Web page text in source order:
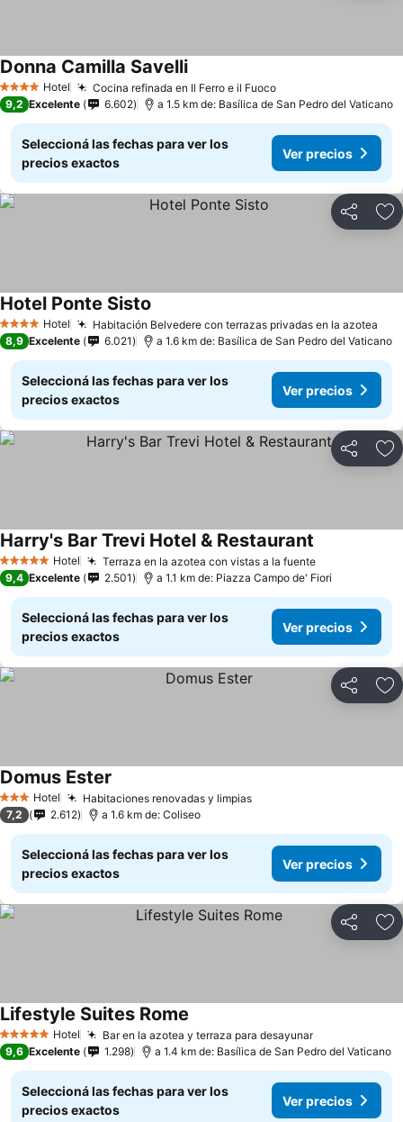
4 EstrellasHotel Cocina refinada en Il Ferro e il Fuoco
Donna Camilla Savelli
9,2 Excelente 6.602 a 1.5 km de: Basílica de San Pedro del Vaticano
Seleccioná las fechas para ver los
precios exactos
Ver precios
Compartir
4 EstrellasHotel Habitación Belvedere con terrazas privadas en la azotea
Hotel Ponte Sisto
8,9 Excelente 6.021 a 1.6 km de: Basílica de San Pedro del Vaticano
Seleccioná las fechas para ver los
precios exactos
Ver precios
Compartir
5 Estrellas Hotel Terraza en la azotea con vistas a la fuente
Harry's Bar Trevi Hotel & Restaurant
9,4 Excelente 2.501 a 1.1 km de: Piazza Campo de' Fiori
Seleccioná las fechas para ver los
precios exactos
Ver precios
Compartir
3 Estrellas
Hotel Habitaciones renovadas y limpias
Domus Ester
7,2 2.612 a 1.6 km de: Coliseo
Seleccioná las fechas para ver los
precios exactos
Ver precios
Compartir
5 Estrellas Hotel Bar en la azotea y terraza para desayunar
Lifestyle Suites Rome
9,6 Excelente 1.298 a 1.4 km de: Basílica de San Pedro del Vaticano
Seleccioná las fechas para ver los
precios exactos
Ver precios